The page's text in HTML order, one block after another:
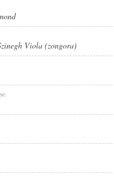
Viola (zongora)